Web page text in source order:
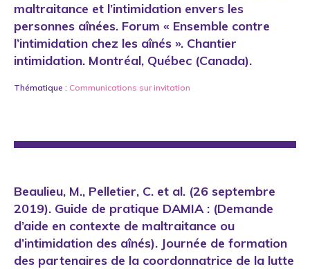
maltraitance et l’intimidation envers les
personnes aînées. Forum « Ensemble contre
l’intimidation chez les aînés ». Chantier
intimidation. Montréal, Québec (Canada).
Thématique : Communications sur invitation
Beaulieu, M., Pelletier, C. et al. (26 septembre
2019). Guide de pratique DAMIA : (Demande
d’aide en contexte de maltraitance ou
d’intimidation des aînés). Journée de formation
des partenaires de la coordonnatrice de la lutte